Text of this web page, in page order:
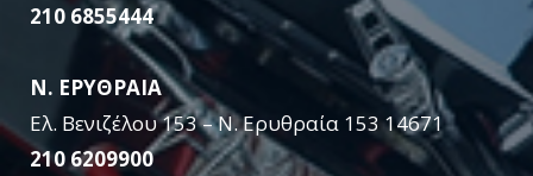
210 6855444
Ν. ΕΡΥΘΡΑΙΑ
Ελ. Βενιζέλου 153 – Ν. Ερυθραία 153 14671
210 6209900